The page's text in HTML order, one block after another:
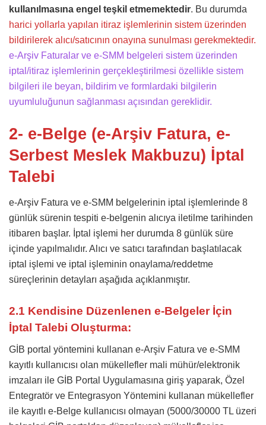
kullanılmasına engel teşkil etmemektedir. Bu durumda
harici yollarla yapılan itiraz işlemlerinin sistem üzerinden
bildirilerek alıcı/satıcının onayına sunulması gerekmektedir.
e-Arşiv Faturalar ve e-SMM belgeleri sistem üzerinden
iptal/itiraz işlemlerinin gerçekleştirilmesi özellikle sistem
bilgileri ile beyan, bildirim ve formlardaki bilgilerin
uyumluluğunun sağlanması açısından gereklidir.
2- e-Belge (e-Arşiv Fatura, e-
Serbest Meslek Makbuzu) İptal
Talebi
e-Arşiv Fatura ve e-SMM belgelerinin iptal işlemlerinde 8
günlük sürenin tespiti e-belgenin alıcıya iletilme tarihinden
itibaren başlar. İptal işlemi her durumda 8 günlük süre
içinde yapılmalıdır. Alıcı ve satıcı tarafından başlatılacak
iptal işlemi ve iptal işleminin onaylama/reddetme
süreçlerinin detayları aşağıda açıklanmıştır.
2.1 Kendisine Düzenlenen e-Belgeler İçin
İptal Talebi Oluşturma:
GİB portal yöntemini kullanan e-Arşiv Fatura ve e-SMM
kayıtlı kullanıcısı olan mükellefler mali mühür/elektronik
imzaları ile GİB Portal Uygulamasına giriş yaparak, Özel
Entegratör ve Entegrasyon Yöntemini kullanan mükellefler
ile kayıtlı e-Belge kullanıcısı olmayan (5000/30000 TL üzeri